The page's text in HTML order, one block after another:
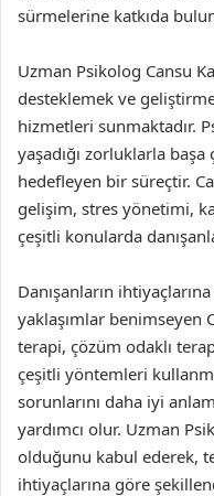
sürmelerine katkıda
Uzman Psikolog Cansu
desteklemek ve
hizmetleri sunmaktadır.
yaşadığı zorluklarla başa
hedefleyen bir süreçtir.
gelişim, stres yönetimi,
çeşitli konularda
Danışanların
yaklaşımlar benimseyen
terapi, çözüm odaklı
çeşitli yöntemleri
sorunlarını daha iyi
yardımcı olur. Uzman
olduğunu kabul ederek,
ihtiyaçlarına göre